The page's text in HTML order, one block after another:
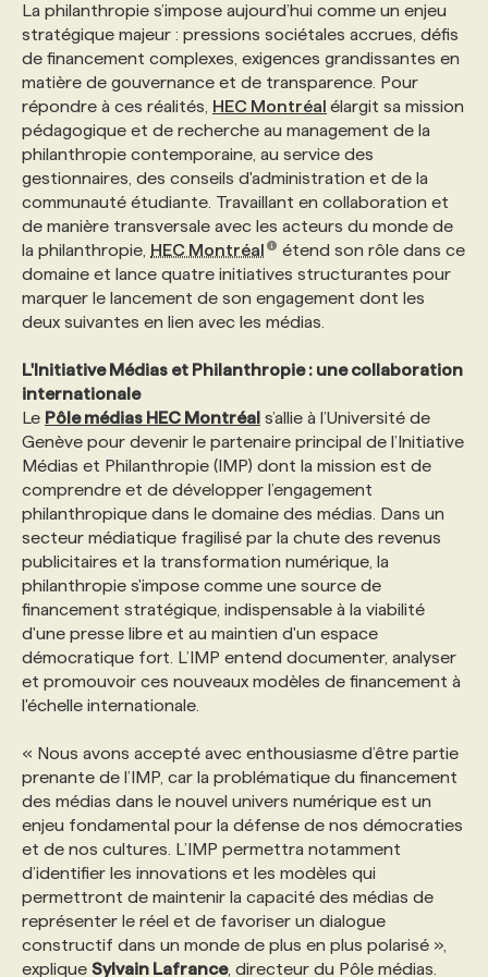
PRIX ET DISTINCTIONS
GEO/SEO
ÉVÉNEMENTIEL
NOS AUTEUR‧RICES
ANNONCEZ AVEC NOUS
FORMATIONS PERSONNALISÉES
NOS FORMATEUR‧RICES
POURQUOI CHOISIR NOS FORMATIONS
NOS TARIFS
PROGRAMMES DE SUBVENTIONS
FAQ
ANNONCEZ AVEC NOUS
NOS TARIFS
NOS EXPERTISES
FAQ
ANNONCEZ AVEC NOUS
La philanthropie s’impose aujourd’hui comme un enjeu
stratégique majeur : pressions sociétales accrues, défis
de financement complexes, exigences grandissantes en
matière de gouvernance et de transparence. Pour
répondre à ces réalités, HEC Montréal élargit sa mission
pédagogique et de recherche au management de la
philanthropie contemporaine, au service des
gestionnaires, des conseils d'administration et de la
communauté étudiante. Travaillant en collaboration et
de manière transversale avec les acteurs du monde de
la philanthropie, HEC Montréal
étend son rôle dans ce
domaine et lance quatre initiatives structurantes pour
marquer le lancement de son engagement dont les
deux suivantes en lien avec les médias.
L'Initiative Médias et Philanthropie : une collaboration
internationale
Le Pôle médias HEC Montréal s’allie à l’Université de
Genève pour devenir le partenaire principal de l’Initiative
Médias et Philanthropie (IMP) dont la mission est de
comprendre et de développer l’engagement
philanthropique dans le domaine des médias. Dans un
secteur médiatique fragilisé par la chute des revenus
publicitaires et la transformation numérique, la
philanthropie s'impose comme une source de
financement stratégique, indispensable à la viabilité
d'une presse libre et au maintien d'un espace
démocratique fort. L’IMP entend documenter, analyser
et promouvoir ces nouveaux modèles de financement à
l'échelle internationale.
« Nous avons accepté avec enthousiasme d’être partie
prenante de l’IMP, car la problématique du financement
des médias dans le nouvel univers numérique est un
enjeu fondamental pour la défense de nos démocraties
et de nos cultures. L’IMP permettra notamment
d’identifier les innovations et les modèles qui
permettront de maintenir la capacité des médias de
représenter le réel et de favoriser un dialogue
constructif dans un monde de plus en plus polarisé »,
explique Sylvain Lafrance, directeur du Pôle médias.